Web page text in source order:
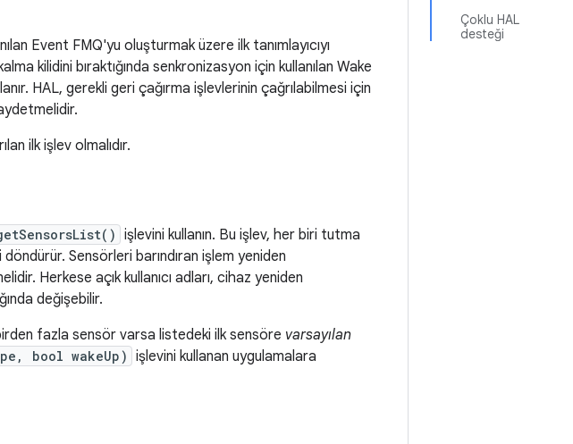
Çoklu HAL
desteği
Event FMQ'yu oluşturmak üzere ilk tanımlayıcıyı
kilidini bıraktığında senkronizasyon için kullanılan Wake
HAL, gerekli geri çağırma işlevlerinin çağrılabilmesi için
ilk işlev olmalıdır.
işlevini kullanın. Bu işlev, her biri tutma
Sensörleri barındıran işlem yeniden
Herkese açık kullanıcı adları, cihaz yeniden
değişebilir.
fazla sensör varsa listedeki ilk sensöre varsayılan
bool wakeUp) işlevini kullanan uygulamalara